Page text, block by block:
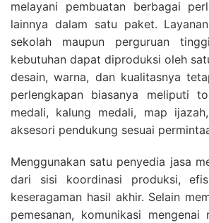
melayani pembuatan berbagai
lainnya dalam satu paket.
sekolah maupun perguruan
kebutuhan dapat diproduksi oleh
desain, warna, dan kualitasnya
perlengkapan biasanya meliputi
medali, kalung medali, map
aksesori pendukung sesuai
Menggunakan satu penyedia jasa
dari sisi koordinasi produksi,
keseragaman hasil akhir. Selain
pemesanan, komunikasi